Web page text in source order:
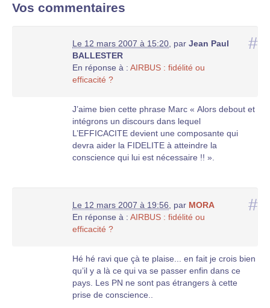
Vos commentaires
#
Le 12 mars 2007 à 15:20 par Jean Paul
BALLESTER
En réponse à : AIRBUS : fidélité ou
efficacité ?
J’aime bien cette phrase Marc « Alors debout et
intégrons un discours dans lequel
L’EFFICACITE devient une composante qui
devra aider la FIDELITE à atteindre la
conscience qui lui est nécessaire !! ».
#
Le 12 mars 2007 à 19:56 par MORA
En réponse à : AIRBUS : fidélité ou
efficacité ?
Hé hé ravi que çà te plaise... en fait je crois bien
qu’il y a là ce qui va se passer enfin dans ce
pays. Les PN ne sont pas étrangers à cette
prise de conscience..